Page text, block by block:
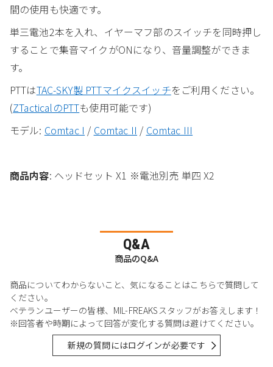
間の使用も快適です。
単三電池2本を入れ、イヤーマフ部のスイッチを同時押し
することで集音マイクがONになり、音量調整ができま
す。
PTTはTAC-SKY製 PTTマイクスイッチをご利用ください。
(ZTacticalのPTTも使用可能です)
モデル: Comtac I / Comtac II / Comtac III
商品内容: ヘッドセット X1 ※電池別売 単四 X2
Q&A
商品のQ&A
商品についてわからないこと、気になることはこちらで質問して
ください。
ベテランユーザーの皆様、MIL-FREAKSスタッフがお答えします！
※回答者や時期によって回答が変化する質問は避けてください。
新規の質問にはログインが必要です